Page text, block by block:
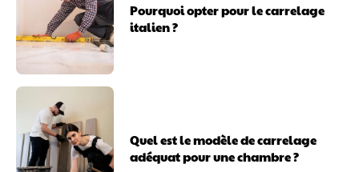
Pourquoi opter pour le carrelage
italien ?
Quel est le modèle de carrelage
adéquat pour une chambre ?